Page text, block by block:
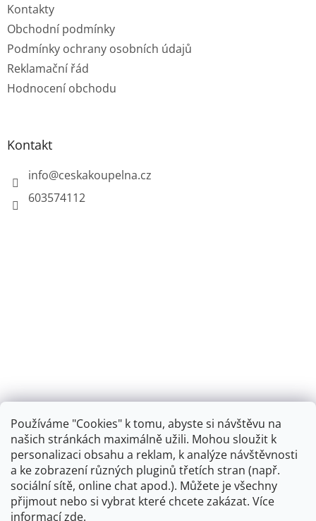
Používáme "Cookies" k tomu, abyste si návštěvu na
našich stránkách maximálně užili. Mohou sloužit k
personalizaci obsahu a reklam, k analýze návštěvnosti
a ke zobrazení různých pluginů třetích stran (např.
sociální sítě, online chat apod.). Můžete je všechny
přijmout nebo si vybrat které chcete zakázat. Více
informacízde.
Kontakty
Obchodní podmínky
Podmínky ochrany osobních údajů
Reklamační řád
Hodnocení obchodu
Kontakt
info@ceskakoupelna.cz
603574112
Retro koupelna